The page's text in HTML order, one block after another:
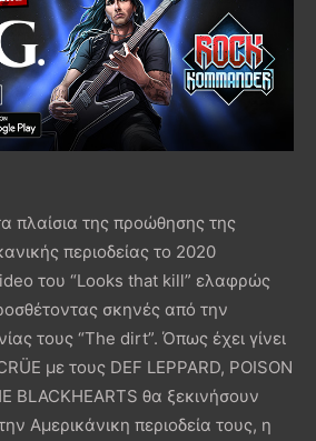
πλαίσια της προώθησης της
περιοδείας το 2020
του “Looks that kill” ελαφρώς
σκηνές από την
τους “The dirt”. Όπως έχει γίνει
με τους DEF LEPPARD, POISON
BLACKHEARTS θα ξεκινήσουν
Αμερικάνικη περιοδεία τους, η